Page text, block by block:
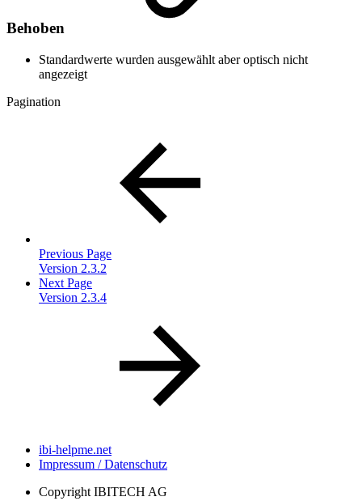
Behoben
Standardwerte wurden ausgewählt aber optisch nicht
angezeigt
Pagination
Previous Page
Version 2.3.2
Next Page
Version 2.3.4
ibi-helpme.net
Impressum / Datenschutz
Copyright IBITECH AG